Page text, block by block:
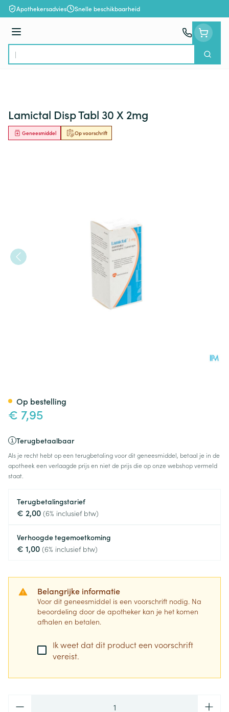
Ga naar de inhoud
Apothekersadvies Snelle beschikbaarheid
Menu
Product, merk, categorie...
Zoek
Lamictal Disp Tabl 30 X 2mg
Op voorschrift
Geneesmiddel
€ 7,95
Terugbetaalbaar
Als je recht hebt op een terugbetaling voor dit geneesmiddel, betaal je in de
apotheek een verlaagde prijs en niet de prijs die op onze webshop vermeld
staat.
Terugbetalingstarief
€ 2,00 (6% inclusief btw)
Verhoogde tegemoetkoming
€ 1,00 (6% inclusief btw)
Belangrijke informatie
Voor dit geneesmiddel is een voorschrift nodig. Na
beoordeling door de apotheker kan je het komen
afhalen en betalen.
Ik weet dat dit product een voorschrift
vereist.
Op bestelling